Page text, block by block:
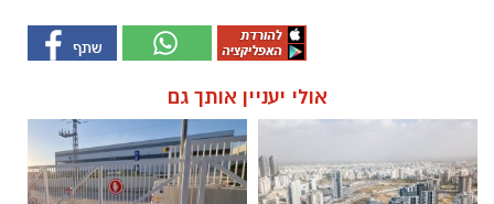
אולי יעניין אותך גם